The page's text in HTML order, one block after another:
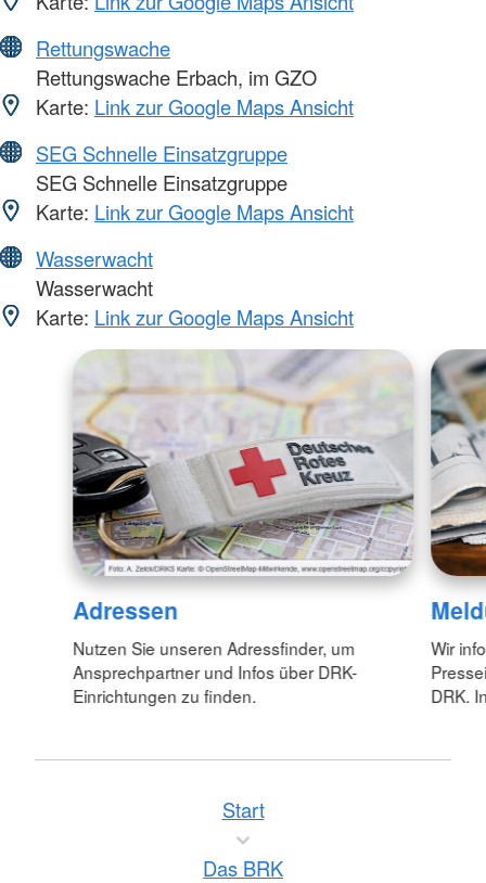
Rettungswache
Rettungswache Erbach, im GZO
Karte: Link zur Google Maps Ansicht
SEG Schnelle Einsatzgruppe
SEG Schnelle Einsatzgruppe
Karte: Link zur Google Maps Ansicht
Wasserwacht
Wasserwacht
Karte: Link zur Google Maps Ansicht
Adressen
Nutzen Sie unseren Adressfinder, um
Ansprechpartner und Infos über DRK-
Einrichtungen zu finden.
Wir
DRK.
Start
Das BRK